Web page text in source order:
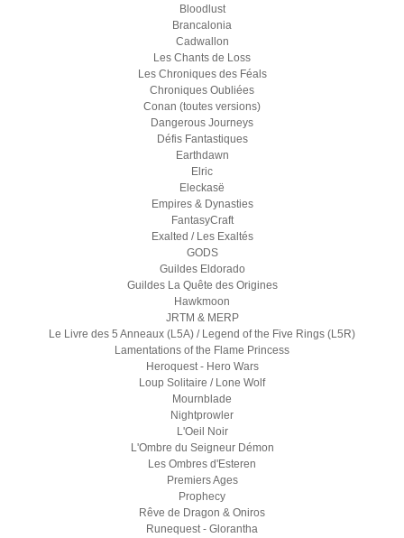
Bloodlust
Brancalonia
Cadwallon
Les Chants de Loss
Les Chroniques des Féals
Chroniques Oubliées
Conan (toutes versions)
Dangerous Journeys
Défis Fantastiques
Earthdawn
Elric
Eleckasë
Empires & Dynasties
FantasyCraft
Exalted / Les Exaltés
GODS
Guildes Eldorado
Guildes La Quête des Origines
Hawkmoon
JRTM & MERP
Le Livre des 5 Anneaux (L5A) / Legend of the Five Rings (L5R)
Lamentations of the Flame Princess
Heroquest - Hero Wars
Loup Solitaire / Lone Wolf
Mournblade
Nightprowler
L'Oeil Noir
L'Ombre du Seigneur Démon
Les Ombres d'Esteren
Premiers Ages
Prophecy
Rêve de Dragon & Oniros
Runequest - Glorantha